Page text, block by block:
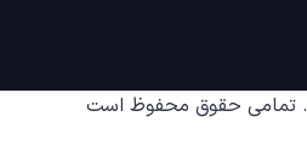
. تمامی حقوق محفوظ است